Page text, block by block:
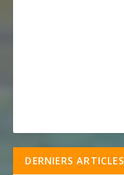
DERNIERS ARTICLES